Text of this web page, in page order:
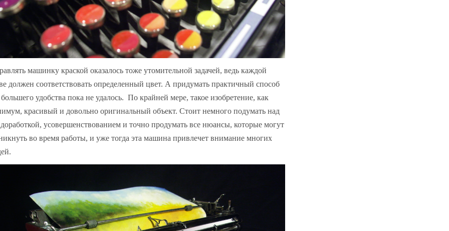
машинку краской оказалось тоже утомительной задачей, ведь каждой
должен соответствовать определенный цвет. А придумать практичный способ
удобства пока не удалось. По крайней мере, такое изобретение, как
красивый и довольно оригинальный объект. Стоит немного подумать над
доработкой, усовершенствованием и точно продумать все нюансы, которые могут
во время работы, и уже тогда эта машина привлечет внимание многих